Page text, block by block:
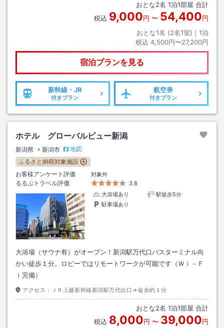
おとな2名 1泊1部屋 合計
税込 9,000円 〜 54,400円
おとな1名 (2名1室)｜ 1泊
税込 4,500円〜27,200円
宿泊プランを見る
新幹線・JR
付きプラン
航空券
付きプラン
ホテル グローバルビュー新潟
新潟県 新潟市
地図
ふるさと納税対象施設
お客様アンケート評価
対象外
るるぶトラベル評価
3.8
大浴場あり
駅徒歩5分
駐車場あり
大浴場（サウナ有）がオープン！新潟駅万代口バスターミナル向
かい徒歩１分。ロビーではリモートワークが可能です（Ｗｉ－Ｆ
ｉ完備）
アクセス： ＪＲ上越新幹線新潟駅万代出口→徒歩約１分
おとな2名 1泊1部屋 合計
税込 8,000円 〜 39,000円